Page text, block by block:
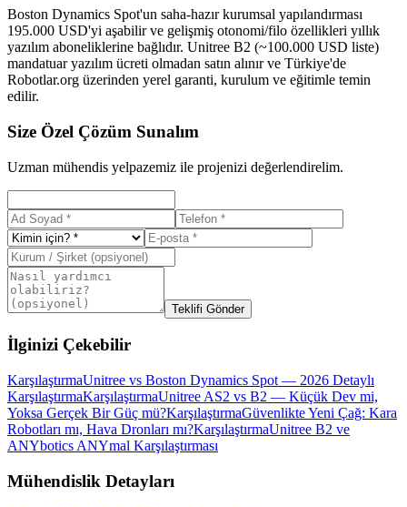
Boston Dynamics Spot'un saha-hazır kurumsal yapılandırması
195.000 USD'yi aşabilir ve gelişmiş otonomi/filo özellikleri yıllık
yazılım aboneliklerine bağlıdır. Unitree B2 (~100.000 USD liste)
mandatuar yazılım ücreti olmadan satın alınır ve Türkiye'de
Robotlar.org üzerinden yerel garanti, kurulum ve eğitimle temin
edilir.
Size Özel Çözüm Sunalım
Uzman mühendis yelpazemiz ile projenizi değerlendirelim.
Teklifi Gönder
İlginizi Çekebilir
KarşılaştırmaUnitree vs Boston Dynamics Spot — 2026 Detaylı
KarşılaştırmaKarşılaştırmaUnitree AS2 vs B2 — Küçük Dev mi,
Yoksa Gerçek Bir Güç mü?KarşılaştırmaGüvenlikte Yeni Çağ: Kara
Robotları mı, Hava Dronları mı?KarşılaştırmaUnitree B2 ve
ANYbotics ANYmal Karşılaştırması
Mühendislik Detayları